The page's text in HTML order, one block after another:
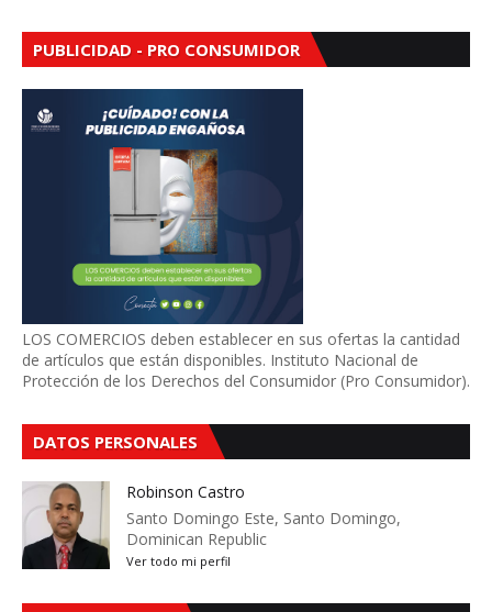
PUBLICIDAD - PRO CONSUMIDOR
LOS COMERCIOS deben establecer en sus ofertas la cantidad
de artículos que están disponibles. Instituto Nacional de
Protección de los Derechos del Consumidor (Pro Consumidor).
DATOS PERSONALES
Robinson Castro
Santo Domingo Este, Santo Domingo,
Dominican Republic
Ver todo mi perfil